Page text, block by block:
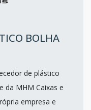
BOLHA
de plástico
da MHM Caixas e
empresa e